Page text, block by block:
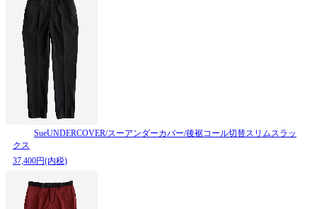
SueUNDERCOVER/スーアンダーカバー/後裾コール切替スリムスラッ
クス
37,400円(内税)